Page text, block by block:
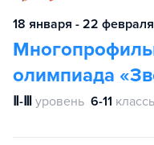
18 января - 22 февраля
олимпиада
Ⅱ-Ⅲ уровень 6-11